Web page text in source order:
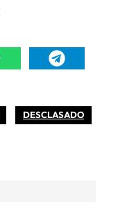
DESCLASADO